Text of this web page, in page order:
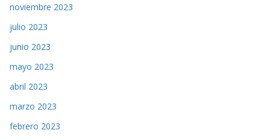
noviembre 2023
julio 2023
junio 2023
mayo 2023
abril 2023
marzo 2023
febrero 2023